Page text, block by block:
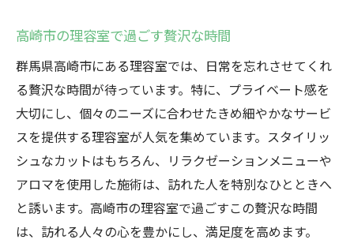
高崎市の理容室で過ごす贅沢な時間
群馬県高崎市にある理容室では、日常を忘れさせてくれ
る贅沢な時間が待っています。特に、プライベート感を
大切にし、個々のニーズに合わせたきめ細やかなサービ
スを提供する理容室が人気を集めています。スタイリッ
シュなカットはもちろん、リラクゼーションメニューや
アロマを使用した施術は、訪れた人を特別なひとときへ
と誘います。高崎市の理容室で過ごすこの贅沢な時間
は、訪れる人々の心を豊かにし、満足度を高めます。